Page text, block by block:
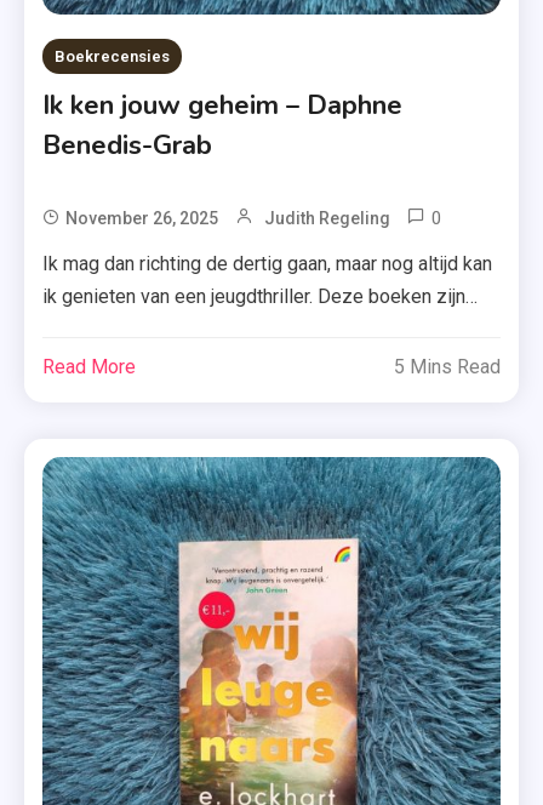
Boekrecensies
Ik ken jouw geheim – Daphne
Benedis-Grab
November 26, 2025 Judith Regeling 0
Grab
Jouw
Geheim
,
,
School
,
Recensie-
Exemplaar
,
Ik mag dan richting de dertig gaan, maar nog altijd kan
ik genieten van een jeugdthriller. Deze boeken zijn
een paar uurtjes fijne spanning op. Geldt dat ook voor
en […]
Read More 5 Mins Read